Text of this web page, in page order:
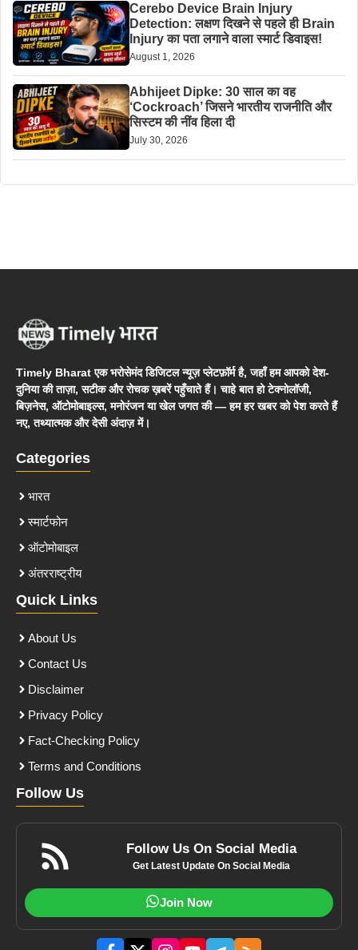
Cerebo Device Brain Injury
Detection: लक्षण दिखने से पहले ही Brain
Injury का पता लगाने वाला स्मार्ट डिवाइस!
August 1, 2026
Abhijeet Dipke: 30 साल का वह
‘Cockroach’ जिसने भारतीय राजनीति और
सिस्टम की नींव हिला दी
July 30, 2026
Timely Bharat एक भरोसेमंद डिजिटल न्यूज़ प्लेटफ़ॉर्म है, जहाँ हम आपको देश-
दुनिया की ताज़ा, सटीक और रोचक ख़बरें पहुँचाते हैं। चाहे बात हो टेक्नोलॉजी,
बिज़नेस, ऑटोमोबाइल्स, मनोरंजन या खेल जगत की — हम हर खबर को पेश करते हैं
नए, तथ्यात्मक और देसी अंदाज़ में।
Categories
भारत
स्मार्टफोन
ऑटोमोबाइल
अंतरराष्ट्रीय
Quick Links
About Us
Contact Us
Disclaimer
Privacy Policy
Fact-Checking Policy
Terms and Conditions
Follow Us
Follow Us On Social Media
Get Latest Update On Social Media
Join Now